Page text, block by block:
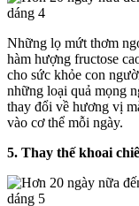
Những lọ mứt thơm
hàm hượng fructose
cho sức khỏe con
những loại quả mọng
thay đổi về hương vị
vào cơ thể mỗi ngày.
5. Thay thế khoai